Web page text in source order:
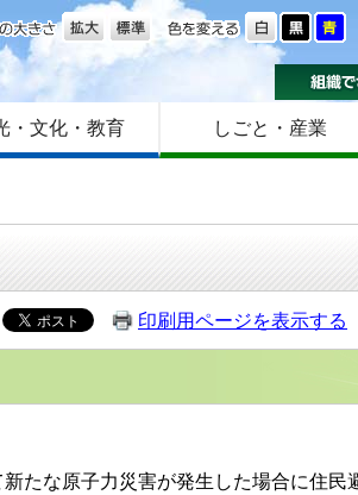
色を変える
文字の大きさ
・文化・教育 しごと・産業
印刷用ページを表示する
たな原子力災害が発生した場合に住民